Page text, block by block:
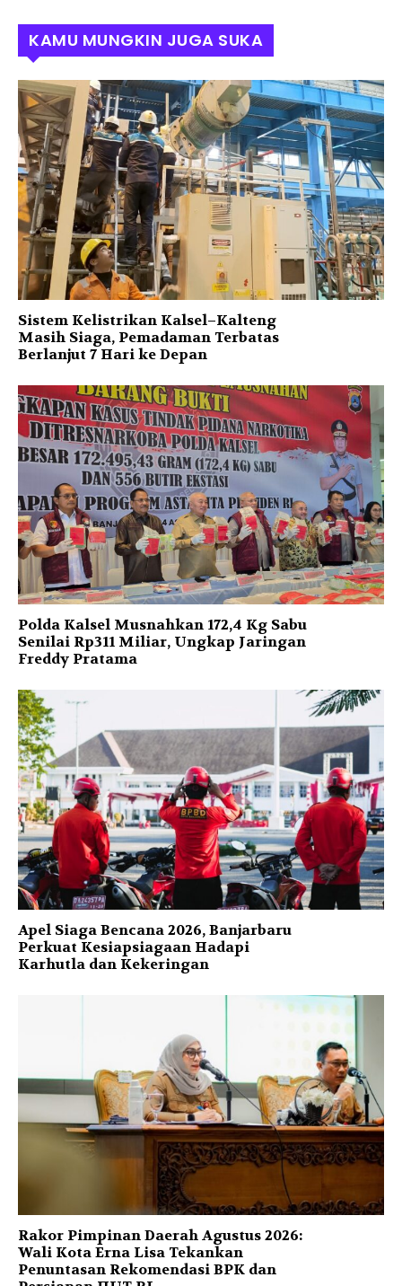
KAMU MUNGKIN JUGA SUKA
Sistem Kelistrikan Kalsel–Kalteng
Masih Siaga, Pemadaman Terbatas
Berlanjut 7 Hari ke Depan
Polda Kalsel Musnahkan 172,4 Kg Sabu
Senilai Rp311 Miliar, Ungkap Jaringan
Freddy Pratama
Apel Siaga Bencana 2026, Banjarbaru
Perkuat Kesiapsiagaan Hadapi
Karhutla dan Kekeringan
Rakor Pimpinan Daerah Agustus 2026:
Wali Kota Erna Lisa Tekankan
Penuntasan Rekomendasi BPK dan